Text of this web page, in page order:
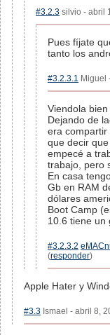
#3.2.3 silvio - abril
Pues fíjate
tanto los
#3.2.3.1 Miguel
Viendola
Dejando de
era compartir
que decir
empecé a
trabajo, pero
En casa
Gb en RAM
dólares
Boot Camp
10.6 tiene un
#3.2.3.2
(responder)
Apple Hater y
#3.3 Ismael - abril 8,